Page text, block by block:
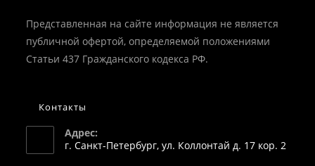
Представленная на сайте информация не является
публичной офертой, определяемой положениями
Статьи 437 Гражданского кодекса РФ.
Контакты
Адрес:
г. Санкт-Петербург, ул. Коллонтай д. 17 кор. 2